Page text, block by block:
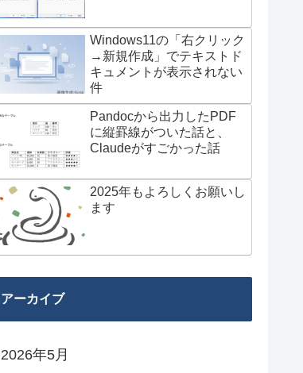
Windows11の「右クリック
→新規作成」でテキストド
キュメントが表示されない
件
Pandocから出力したPDF
に縦罫線がついた話と、
Claudeがすごかった話
2025年もよろしくお願いし
ます
アーカイブ
2026年5月